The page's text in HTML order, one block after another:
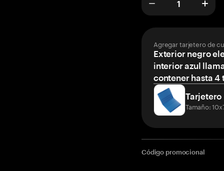
Agregar tarjetero de
Exterior negro
interior azul
contener hasta 4
Tarjetero
Tamaño:
Código promocional